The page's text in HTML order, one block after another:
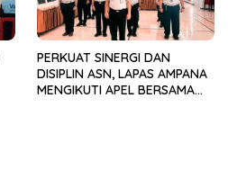
PERKUAT SINERGI DAN
DISIPLIN ASN, LAPAS AMPANA
MENGIKUTI APEL BERSAMA